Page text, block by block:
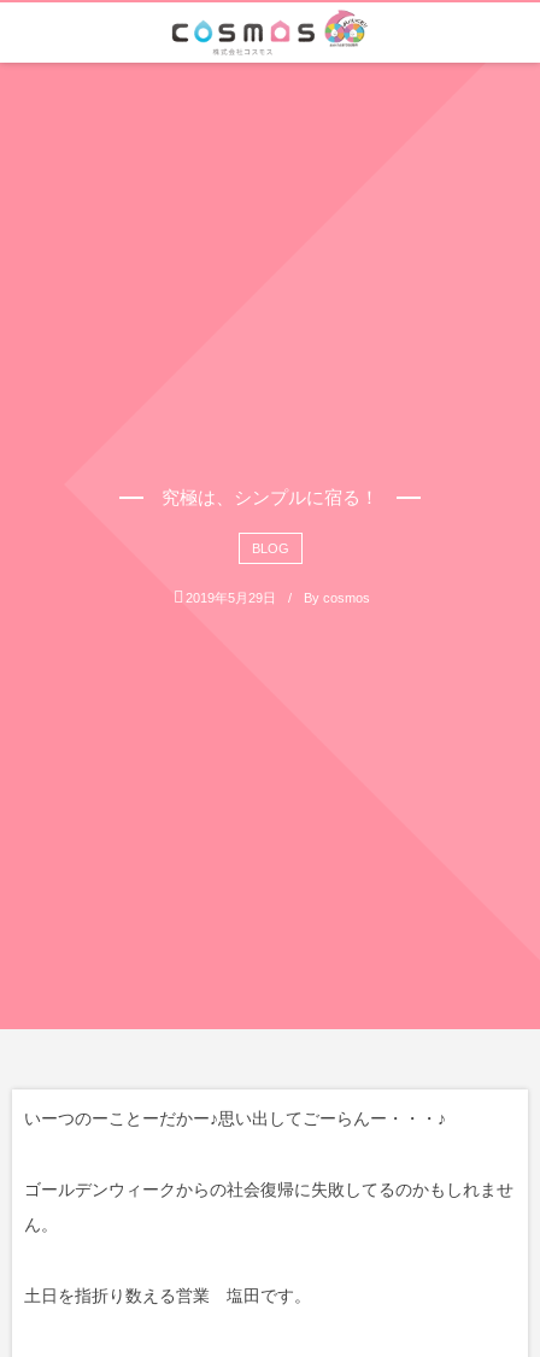
究極は、シンプルに宿る！
BLOG
2019年5月29日 By cosmos
いーつのーことーだかー♪思い出してごーらんー・・・♪
ゴールデンウィークからの社会復帰に失敗してるのかもしれませ
ん。
土日を指折り数える営業 塩田です。